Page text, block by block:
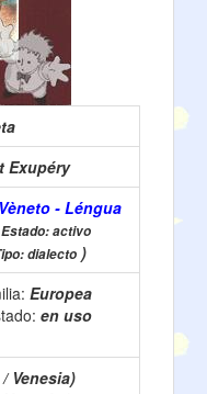
Exupéry
- Léngua
Estado: activo
dialecto )
Europea
en uso
Venesia)